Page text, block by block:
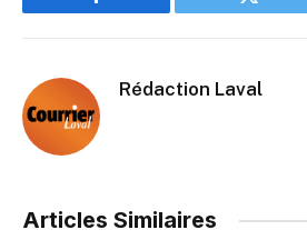
Facebook Twitter
Rédaction Laval
Articles Similaires